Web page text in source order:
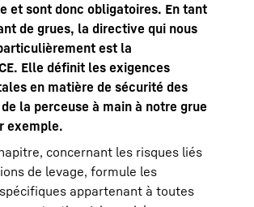
et sont donc obligatoires. En tant
de grues, la directive qui nous
est la
Elle définit les exigences
en matière de sécurité des
la perceuse à main à notre grue
exemple.
concernant les risques liés
de levage, formule les
appartenant à toutes